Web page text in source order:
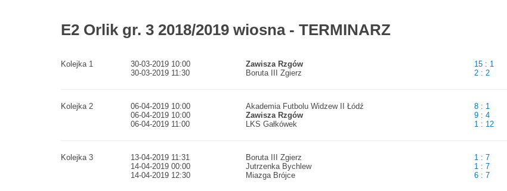
E2 Orlik gr. 3 2018/2019 wiosna - TERMINARZ
Kolejka 1 30-03-2019 10:00 Zawisza Rzgów 15 : 1
30-03-2019 11:30
Boruta III Zgierz 2 : 2
Kolejka 2 06-04-2019 10:00 Akademia Futbolu Widzew II Łódź 8 : 1
06-04-2019 10:00
Zawisza Rzgów 9 : 4
06-04-2019 11:00
LKS Gałkówek 1 : 12
Kolejka 3 13-04-2019 11:31 Boruta III Zgierz 1 : 7
14-04-2019 00:00
Jutrzenka Bychlew 1 : 7
14-04-2019 12:30
Miazga Brójce 6 : 7